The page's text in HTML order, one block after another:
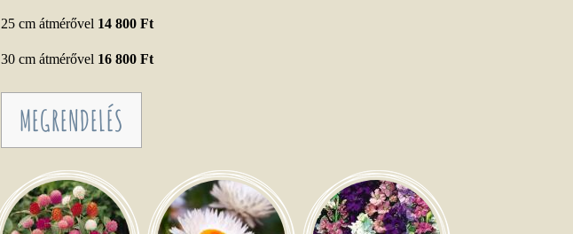
25 cm átmérővel 14 800 Ft
30 cm átmérővel 16 800 Ft
MEGRENDELÉS